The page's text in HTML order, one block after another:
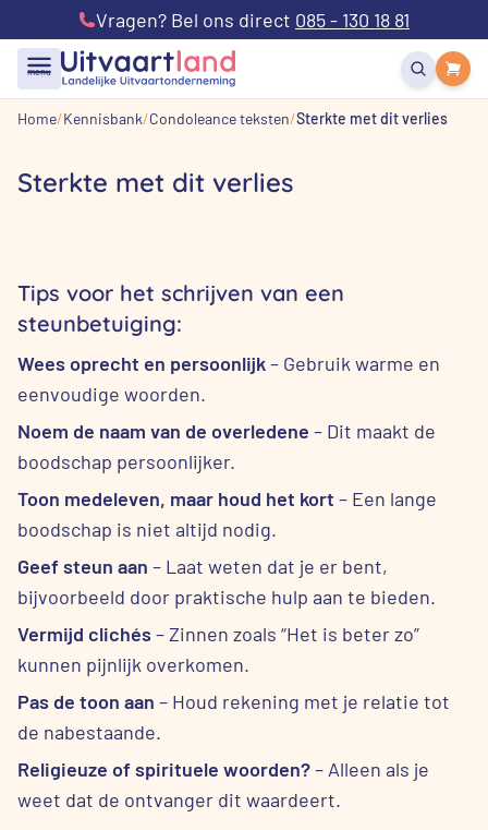
Vragen? Bel ons direct 085 - 130 18 81
menu
Home Kennisbank Condoleance teksten Sterkte met dit verlies
Sterkte met dit verlies
Tips voor het schrijven van een
steunbetuiging:
Wees oprecht en persoonlijk– Gebruik warme en
eenvoudige woorden.
Noem de naam van de overledene – Dit maakt de
boodschap persoonlijker.
Toon medeleven, maar houd het kort – Een lange
boodschap is niet altijd nodig.
Geef steun aan – Laat weten dat je er bent,
bijvoorbeeld door praktische hulp aan te bieden.
Vermijd clichés– Zinnen zoals “Het is beter zo”
kunnen pijnlijk overkomen.
Pas de toon aan – Houd rekening met je relatie tot
de nabestaande.
Religieuze of spirituele woorden?– Alleen als je
weet dat de ontvanger dit waardeert.